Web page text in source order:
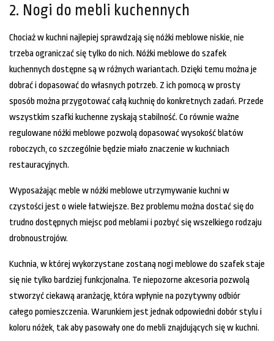
2. Nogi do mebli kuchennych
Chociaż w kuchni najlepiej sprawdzają się nóżki meblowe niskie, nie
trzeba ograniczać się tylko do nich. Nóżki meblowe do szafek
kuchennych dostępne są w różnych wariantach. Dzięki temu można je
dobrać i dopasować do własnych potrzeb. Z ich pomocą w prosty
sposób można przygotować całą kuchnię do konkretnych zadań. Przede
wszystkim szafki kuchenne zyskają stabilność. Co równie ważne
regulowane nóżki meblowe pozwolą dopasować wysokość blatów
roboczych, co szczególnie będzie miało znaczenie w kuchniach
restauracyjnych.
Wyposażając meble w nóżki meblowe utrzymywanie kuchni w
czystości jest o wiele łatwiejsze. Bez problemu można dostać się do
trudno dostępnych miejsc pod meblami i pozbyć się wszelkiego rodzaju
drobnoustrojów.
Kuchnia, w której wykorzystane zostaną nogi meblowe do szafek staje
się nie tylko bardziej funkcjonalna. Te niepozorne akcesoria pozwolą
stworzyć ciekawą aranżację, która wpłynie na pozytywny odbiór
całego pomieszczenia. Warunkiem jest jednak odpowiedni dobór stylu i
koloru nóżek, tak aby pasowały one do mebli znajdujących się w kuchni.